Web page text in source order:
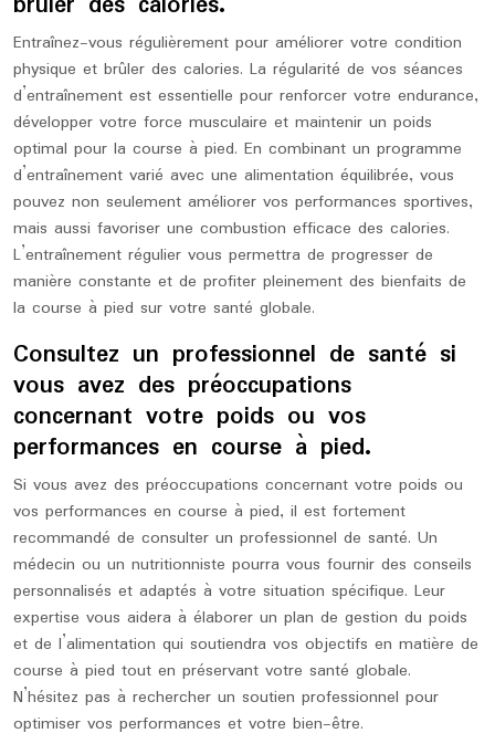
Entraînez-vous régulièrement pour améliorer votre condition
physique et brûler des calories. La régularité de vos séances
d’entraînement est essentielle pour renforcer votre endurance,
développer votre force musculaire et maintenir un poids
optimal pour la course à pied. En combinant un programme
d’entraînement varié avec une alimentation équilibrée, vous
pouvez non seulement améliorer vos performances sportives,
mais aussi favoriser une combustion efficace des calories.
L’entraînement régulier vous permettra de progresser de
manière constante et de profiter pleinement des bienfaits de
la course à pied sur votre santé globale.
Consultez un professionnel de santé si
vous avez des préoccupations
concernant votre poids ou vos
performances en course à pied.
Si vous avez des préoccupations concernant votre poids ou
vos performances en course à pied, il est fortement
recommandé de consulter un professionnel de santé. Un
médecin ou un nutritionniste pourra vous fournir des conseils
personnalisés et adaptés à votre situation spécifique. Leur
expertise vous aidera à élaborer un plan de gestion du poids
et de l’alimentation qui soutiendra vos objectifs en matière de
course à pied tout en préservant votre santé globale.
N’hésitez pas à rechercher un soutien professionnel pour
optimiser vos performances et votre bien-être.